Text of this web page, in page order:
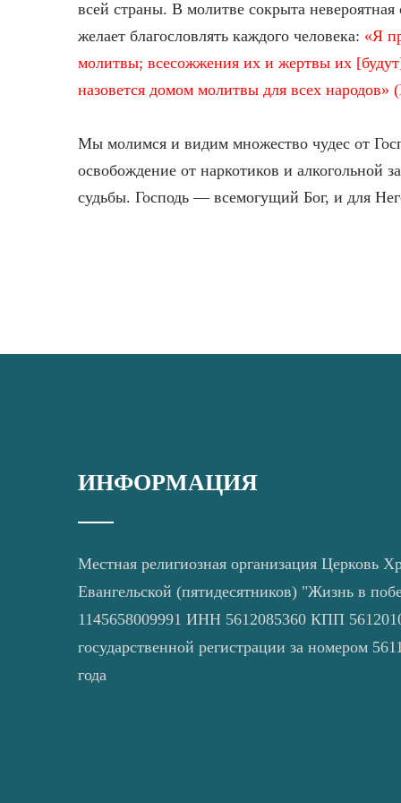
всей страны. В молитве сокрыта
желает благословлять каждого человека: «Я
молитвы; всесожжения их и жертвы их
назовется домом молитвы для всех народов»
Мы молимся и видим множество чудес от
освобождение от наркотиков и алкогольной
судьбы. Господь — всемогущий Бог, и для
ИНФОРМАЦИЯ
Местная религиозная организация Церковь
Евангельской (пятидесятников) "Жизнь в
1145658009991 ИНН 5612085360 КПП
государственной регистрации за номером
года